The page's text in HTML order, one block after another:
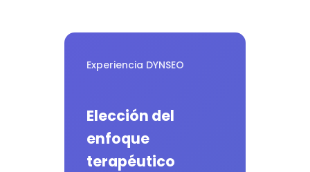
Experiencia DYNSEO
Elección del
enfoque
terapéutico